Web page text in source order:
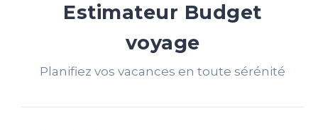
Estimateur Budget
voyage
Planifiez vos vacances en toute sérénité